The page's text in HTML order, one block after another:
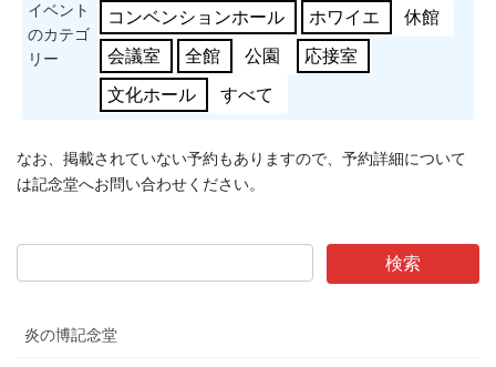
ェ
イ
ト
ィ
ン
イベント
のカテゴ
リー
コンベンションホール ホワイエ 休館
会議室 全館 公園 応接室
文化ホール すべて
なお、掲載されていない予約もありますので、予約詳細について
は記念堂へお問い合わせください。
炎の博記念堂